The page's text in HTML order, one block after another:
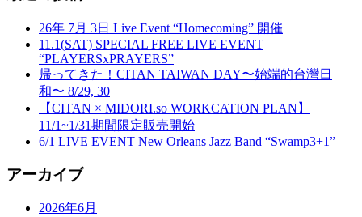
26年 7月 3日 Live Event “Homecoming” 開催
11.1(SAT) SPECIAL FREE LIVE EVENT
“PLAYERSxPRAYERS”
帰ってきた！CITAN TAIWAN DAY〜始端的台灣日
和〜 8/29, 30
【CITAN × MIDORI.so WORKCATION PLAN】
11/1~1/31期間限定販売開始
6/1 LIVE EVENT New Orleans Jazz Band “Swamp3+1”
アーカイブ
2026年6月